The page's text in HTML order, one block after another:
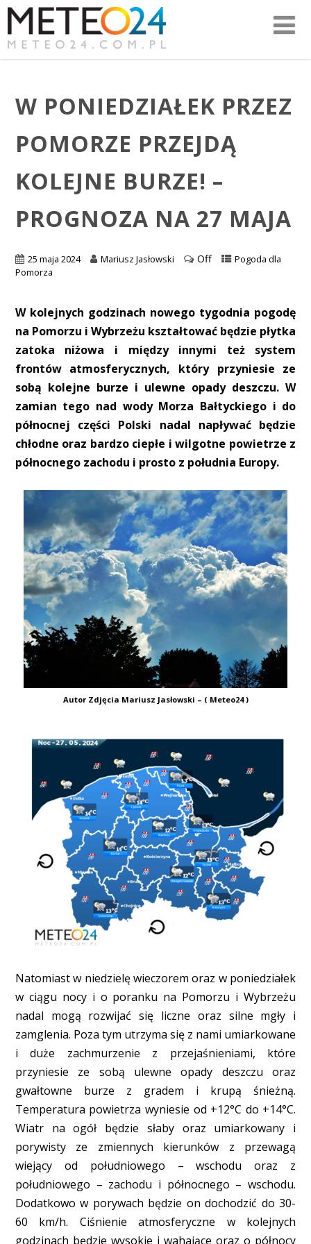
W PONIEDZIAŁEK PRZEZ
POMORZE PRZEJDĄ
KOLEJNE BURZE! –
PROGNOZA NA 27 MAJA
25 maja 2024 Mariusz Jasłowski Off
Pogoda dla
Pomorza
W kolejnych godzinach nowego tygodnia pogodę
na Pomorzu i Wybrzeżu kształtować będzie płytka
zatoka niżowa i między innymi też system
frontów atmosferycznych, który przyniesie ze
sobą kolejne burze i ulewne opady deszczu. W
zamian tego nad wody Morza Bałtyckiego i do
północnej części Polski nadal napływać będzie
chłodne oraz bardzo ciepłe i wilgotne powietrze z
północnego zachodu i prosto z południa Europy.
Autor Zdjęcia Mariusz Jasłowski – ( Meteo24 )
Natomiast w niedzielę wieczorem oraz w poniedziałek
w ciągu nocy i o poranku na Pomorzu i Wybrzeżu
nadal mogą rozwijać się liczne oraz silne mgły i
zamglenia. Poza tym utrzyma się z nami umiarkowane
i duże zachmurzenie z przejaśnieniami, które
przyniesie ze sobą ulewne opady deszczu oraz
gwałtowne burze z gradem i krupą śnieżną.
Temperatura powietrza wyniesie od +12°C do +14°C.
Wiatr na ogół będzie słaby oraz umiarkowany i
porywisty ze zmiennych kierunków z przewagą
wiejący od południowego – wschodu oraz z
południowego – zachodu i północnego – wschodu.
Dodatkowo w porywach będzie on dochodzić do 30-
60 km/h. Ciśnienie atmosferyczne w kolejnych
godzinach będzie wysokie i wahające oraz o północy